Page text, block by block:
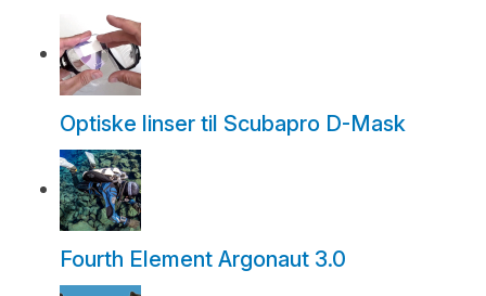
Optiske linser til Scubapro D-Mask
Fourth Element Argonaut 3.0